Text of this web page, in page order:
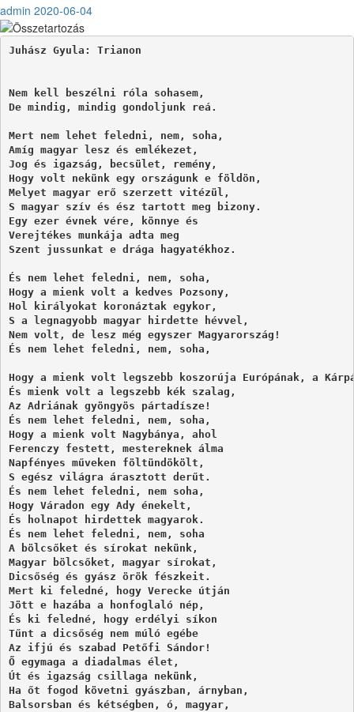
admin 2020-06-04
Juhász Gyula: Trianon
Nem kell beszélni róla sohasem,
De mindig, mindig gondoljunk reá.
Mert nem lehet feledni, nem, soha,
Amíg magyar lesz és emlékezet,
Jog és igazság, becsület, remény,
Hogy volt nekünk egy országunk e földön,
Melyet magyar erő szerzett vitézül,
S magyar szív és ész tartott meg bizony.
Egy ezer évnek vére, könnye és
Verejtékes munkája adta meg
És nem lehet feledni, nem, soha,
Hogy a mienk volt a kedves Pozsony,
Hol királyokat koronáztak egykor,
S a legnagyobb magyar hirdette hévvel,
Nem volt, de lesz még egyszer Magyarország!
És nem lehet feledni, nem, soha,
Hogy a mienk volt legszebb koszorúja Európának, a
És mienk volt a legszebb kék szalag,
Az Adriának gyöngyös pártadísze!
És nem lehet feledni, nem, soha,
Hogy a mienk volt Nagybánya, ahol
Ferenczy festett, mestereknek álma
Napfényes műveken föltündökölt,
S egész világra árasztott derűt.
És nem lehet feledni, nem soha,
Hogy Váradon egy Ady énekelt,
És holnapot hirdettek magyarok.
És nem lehet feledni, nem, soha
A bölcsőket és sírokat nekünk,
Magyar bölcsőket, magyar sírokat,
Dicsőség és gyász örök fészkeit.
Mert ki feledné, hogy Verecke útján
Jött e hazába a honfoglaló nép,
És ki feledné, hogy erdélyi síkon
Tűnt a dicsőség nem múló egébe
Az ifjú és szabad Petőfi Sándor!
Ő egymaga a diadalmas élet,
Út és igazság csillaga nekünk,
Ha őt fogod követni gyászban, árnyban,
Balsorsban és kétségben, ó, magyar,